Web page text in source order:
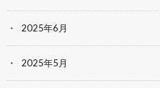
2025年6月
2025年5月